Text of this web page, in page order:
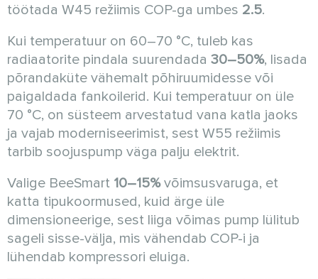
töötada W45 režiimis COP-ga umbes 2.5.
Kui temperatuur on 60–70 °C, tuleb kas
radiaatorite pindala suurendada 30–50%, lisada
põrandaküte vähemalt põhiruumidesse või
paigaldada fankoilerid. Kui temperatuur on üle
70 °C, on süsteem arvestatud vana katla jaoks
ja vajab moderniseerimist, sest W55 režiimis
tarbib soojuspump väga palju elektrit.
Valige BeeSmart 10–15%võimsusvaruga, et
katta tipukoormused, kuid ärge üle
dimensioneerige, sest liiga võimas pump lülitub
sageli sisse-välja, mis vähendab COP-i ja
lühendab kompressori eluiga.